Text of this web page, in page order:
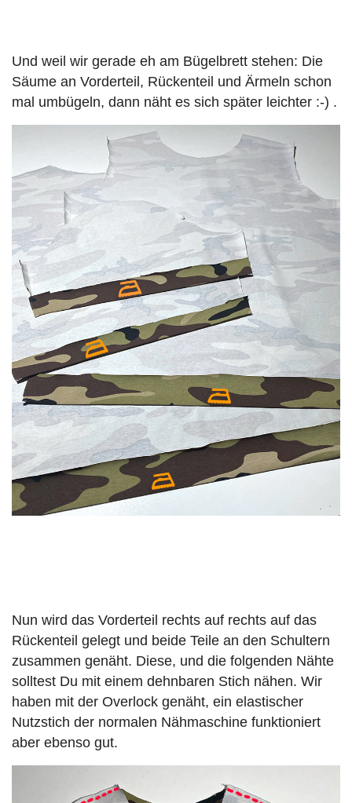
Und weil wir gerade eh am Bügelbrett stehen: Die
Säume an Vorderteil, Rückenteil und Ärmeln schon
mal umbügeln, dann näht es sich später leichter :-) .
Nun wird das Vorderteil rechts auf rechts auf das
Rückenteil gelegt und beide Teile an den Schultern
zusammen genäht. Diese, und die folgenden Nähte
solltest Du mit einem dehnbaren Stich nähen. Wir
haben mit der Overlock genäht, ein elastischer
Nutzstich der normalen Nähmaschine funktioniert
aber ebenso gut.